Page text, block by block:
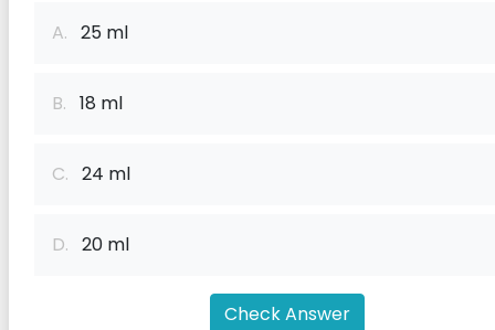
A. 25 ml
B. 18 ml
C. 24 ml
D. 20 ml
Check Answer